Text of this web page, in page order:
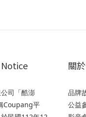
司「酷澎
Coupang平
關
品牌
公益